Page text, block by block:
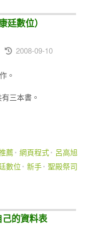
廷數位）
2008-09-10
。
三本書。
薦 網頁程式
呂高旭
數位
新手 聖殿祭司
的資料表